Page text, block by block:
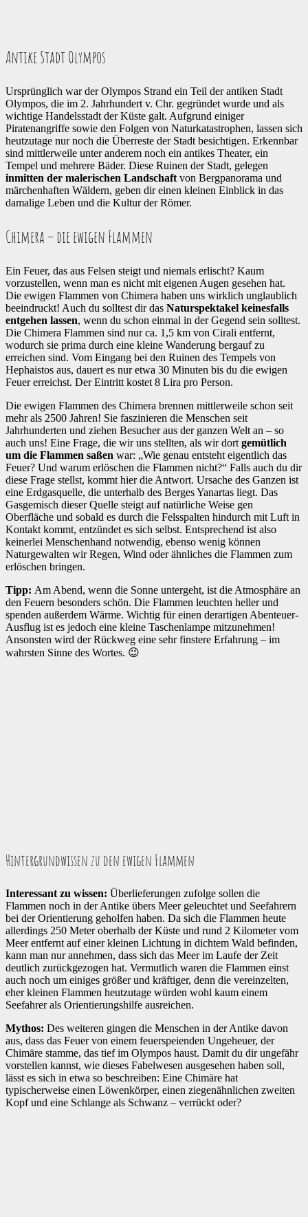
Antike Stadt Olympos
Ursprünglich war der Olympos Strand ein Teil der antiken Stadt
Olympos, die im 2. Jahrhundert v. Chr. gegründet wurde und als
wichtige Handelsstadt der Küste galt. Aufgrund einiger
Piratenangriffe sowie den Folgen von Naturkatastrophen, lassen sich
heutzutage nur noch die Überreste der Stadt besichtigen. Erkennbar
sind mittlerweile unter anderem noch ein antikes Theater, ein
Tempel und mehrere Bäder. Diese Ruinen der Stadt, gelegen
inmitten der malerischen Landschaft von Bergpanorama und
märchenhaften Wäldern, geben dir einen kleinen Einblick in das
damalige Leben und die Kultur der Römer.
Chimera – die ewigen Flammen
Ein Feuer, das aus Felsen steigt und niemals erlischt? Kaum
vorzustellen, wenn man es nicht mit eigenen Augen gesehen hat.
Die ewigen Flammen von Chimera haben uns wirklich unglaublich
beeindruckt! Auch du solltest dir das Naturspektakel keinesfalls
entgehen lassen, wenn du schon einmal in der Gegend sein solltest.
Die Chimera Flammen sind nur ca. 1,5 km von Cirali entfernt,
wodurch sie prima durch eine kleine Wanderung bergauf zu
erreichen sind. Vom Eingang bei den Ruinen des Tempels von
Hephaistos aus, dauert es nur etwa 30 Minuten bis du die ewigen
Feuer erreichst. Der Eintritt kostet 8 Lira pro Person.
Die ewigen Flammen des Chimera brennen mittlerweile schon seit
mehr als 2500 Jahren! Sie faszinieren die Menschen seit
Jahrhunderten und ziehen Besucher aus der ganzen Welt an – so
auch uns! Eine Frage, die wir uns stellten, als wir dort gemütlich
um die Flammen saßen war: „Wie genau entsteht eigentlich das
Feuer? Und warum erlöschen die Flammen nicht?“ Falls auch du dir
diese Frage stellst, kommt hier die Antwort. Ursache des Ganzen ist
eine Erdgasquelle, die unterhalb des Berges Yanartas liegt. Das
Gasgemisch dieser Quelle steigt auf natürliche Weise gen
Oberfläche und sobald es durch die Felsspalten hindurch mit Luft in
Kontakt kommt, entzündet es sich selbst. Entsprechend ist also
keinerlei Menschenhand notwendig, ebenso wenig können
Naturgewalten wir Regen, Wind oder ähnliches die Flammen zum
erlöschen bringen.
Tipp: Am Abend, wenn die Sonne untergeht, ist die Atmosphäre an
den Feuern besonders schön. Die Flammen leuchten heller und
spenden außerdem Wärme. Wichtig für einen derartigen Abenteuer-
Ausflug ist es jedoch eine kleine Taschenlampe mitzunehmen!
Ansonsten wird der Rückweg eine sehr finstere Erfahrung – im
wahrsten Sinne des Wortes. 😉
Hintergrundwissen zu den ewigen Flammen
Interessant zu wissen: Überlieferungen zufolge sollen die
Flammen noch in der Antike übers Meer geleuchtet und Seefahrern
bei der Orientierung geholfen haben. Da sich die Flammen heute
allerdings 250 Meter oberhalb der Küste und rund 2 Kilometer vom
Meer entfernt auf einer kleinen Lichtung in dichtem Wald befinden,
kann man nur annehmen, dass sich das Meer im Laufe der Zeit
deutlich zurückgezogen hat. Vermutlich waren die Flammen einst
auch noch um einiges größer und kräftiger, denn die vereinzelten,
eher kleinen Flammen heutzutage würden wohl kaum einem
Seefahrer als Orientierungshilfe ausreichen.
Mythos: Des weiteren gingen die Menschen in der Antike davon
aus, dass das Feuer von einem feuerspeienden Ungeheuer, der
Chimäre stamme, das tief im Olympos haust. Damit du dir ungefähr
vorstellen kannst, wie dieses Fabelwesen ausgesehen haben soll,
lässt es sich in etwa so beschreiben: Eine Chimäre hat
typischerweise einen Löwenkörper, einen ziegenähnlichen zweiten
Kopf und eine Schlange als Schwanz – verrückt oder?